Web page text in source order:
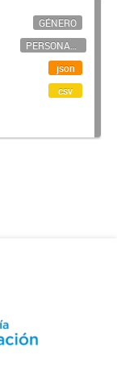
GÉNERO
PERSONAL CIENTÍFICO-TECNOLÓGICO
json
csv